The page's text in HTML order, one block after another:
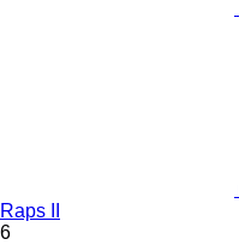
Raps II
6